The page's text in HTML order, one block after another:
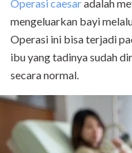
Operasi caesaradalah
mengeluarkan bayi
Operasi ini bisa terjadi
ibu yang tadinya sudah
secara normal.